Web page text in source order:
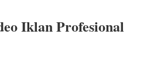
Iklan Profesional